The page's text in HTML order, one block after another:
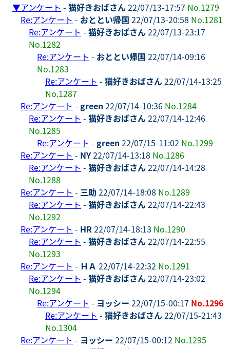
▼アンケート - 猫好きおばさん22/07/13-17:57 No.1279
Re:アンケート - おととい帰国 22/07/13-20:58 No.1281
Re:アンケート - 猫好きおばさん22/07/13-23:17
No.1282
Re:アンケート - おととい帰国 22/07/14-09:16
No.1283
Re:アンケート - 猫好きおばさん22/07/14-13:25
No.1287
Re:アンケート - green 22/07/14-10:36 No.1284
Re:アンケート - 猫好きおばさん22/07/14-12:46
No.1285
Re:アンケート - green 22/07/15-11:02 No.1299
Re:アンケート - NY22/07/14-13:18 No.1286
Re:アンケート - 猫好きおばさん22/07/14-14:28
No.1288
Re:アンケート - 三助 22/07/14-18:08 No.1289
Re:アンケート - 猫好きおばさん22/07/14-22:43
No.1292
Re:アンケート - HR22/07/14-18:13 No.1290
Re:アンケート - 猫好きおばさん22/07/14-22:55
No.1293
Re:アンケート - ＨＡ 22/07/14-22:32 No.1291
Re:アンケート - 猫好きおばさん22/07/14-23:02
No.1294
Re:アンケート - ヨッシー 22/07/15-00:17 No.1296
Re:アンケート - 猫好きおばさん22/07/15-21:43
No.1304
Re:アンケート - ヨッシー 22/07/15-00:12 No.1295